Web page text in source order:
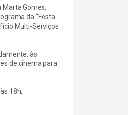
Marta Gomes,
da “Festa
Multi-Serviços
às
de cinema para
18h,